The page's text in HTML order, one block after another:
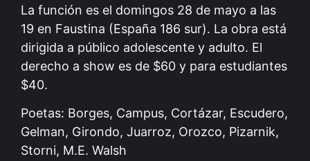
La función es el domingos 28 de mayo a las
19 en Faustina (España 186 sur). La obra está
dirigida a público adolescente y adulto. El
derecho a show es de $60 y para estudiantes
$40.
Poetas: Borges, Campus, Cortázar, Escudero,
Gelman, Girondo, Juarroz, Orozco, Pizarnik,
Storni, M.E. Walsh